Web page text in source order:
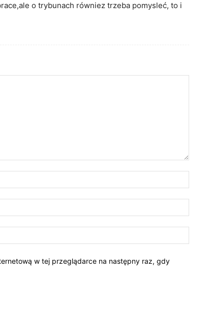
o trybunach równiez trzeba pomysleć, to i
w tej przeglądarce na następny raz, gdy